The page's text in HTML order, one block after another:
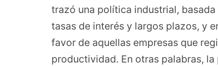
trazó una política industrial,
tasas de interés y largos plazos, y
favor de aquellas empresas que
productividad. En otras palabras,